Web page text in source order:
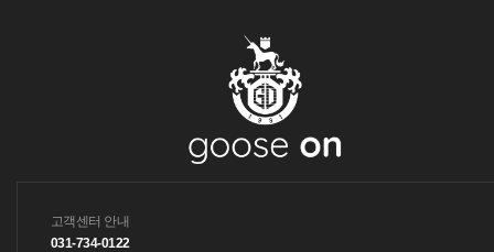
고객센터 안내
031-734-0122